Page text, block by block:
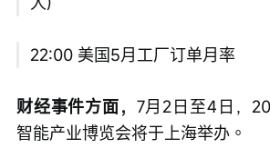
22:00 美国5月工厂订单月率
财经事件方面， 7月2日至4日，
智能产业博览会将于上海举办。